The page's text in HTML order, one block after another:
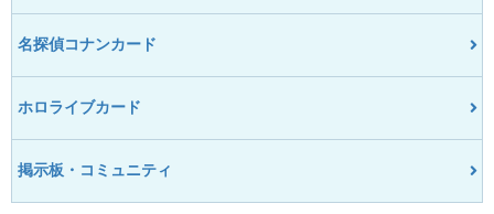
名探偵コナンカード
ホロライブカード
掲示板・コミュニティ